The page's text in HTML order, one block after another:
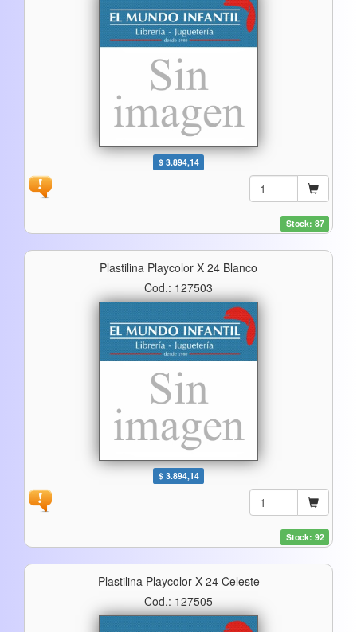
$ 3.894,14
Stock: 87
Plastilina Playcolor X 24 Blanco
Cod.: 127503
$ 3.894,14
Stock: 92
Plastilina Playcolor X 24 Celeste
Cod.: 127505